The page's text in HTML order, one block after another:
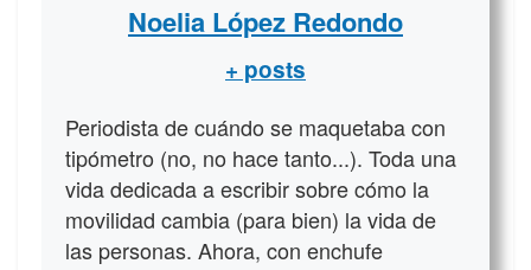
Noelia López Redondo
+ posts
Periodista de cuándo se maquetaba con
tipómetro (no, no hace tanto...). Toda una
vida dedicada a escribir sobre cómo la
movilidad cambia (para bien) la vida de
las personas. Ahora, con enchufe